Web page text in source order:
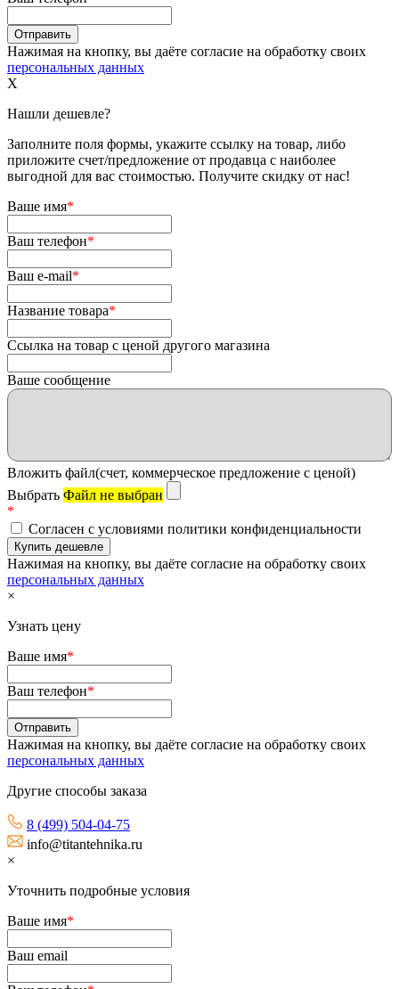
Нажимая на кнопку, вы даёте согласие на обработку своих
персональных данных
X
Нашли дешевле?
Заполните поля формы, укажите ссылку на товар, либо
приложите счет/предложение от продавца с наиболее
выгодной для вас стоимостью. Получите скидку от нас!
Ваше имя*
Ваш телефон*
Ваш e-mail*
Название товара*
Ссылка на товар с ценой другого магазина
Ваше сообщение
Вложить файл(счет, коммерческое предложение с ценой)
Выбрать Файл не выбран
*
Согласен с условиями политики конфиденциальности
Нажимая на кнопку, вы даёте согласие на обработку своих
персональных данных
×
Узнать цену
Ваше имя*
Ваш телефон*
Нажимая на кнопку, вы даёте согласие на обработку своих
персональных данных
Другие способы заказа
8 (499) 504-04-75
info@titantehnika.ru
×
Уточнить подробные условия
Ваше имя*
Ваш email